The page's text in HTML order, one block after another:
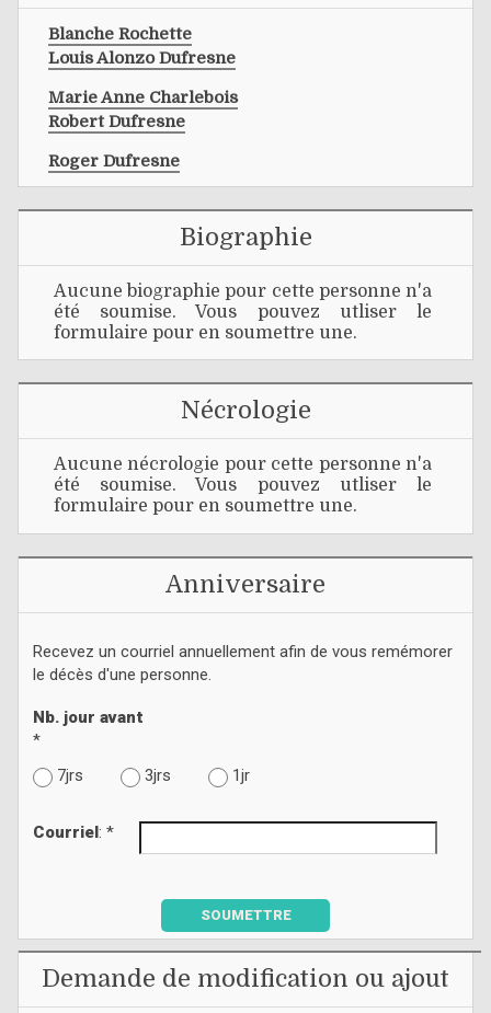
Blanche Rochette
Louis Alonzo Dufresne
Marie Anne Charlebois
Robert Dufresne
Roger Dufresne
Biographie
Aucune biographie pour cette personne n'a
été soumise. Vous pouvez utliser le
formulaire pour en soumettre une.
Nécrologie
Aucune nécrologie pour cette personne n'a
été soumise. Vous pouvez utliser le
formulaire pour en soumettre une.
Anniversaire
Recevez un courriel annuellement afin de vous remémorer
le décès d'une personne.
Nb. jour avant
*
7jrs
3jrs 1jr
Courriel : *
SOUMETTRE
Demande de modification ou ajout